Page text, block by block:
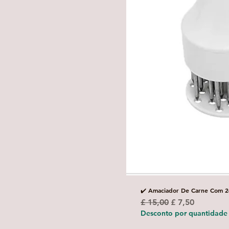
✔️ Amaciador De Carne Com
Preço normal
£ 15,00 Preço
£ 7,50
Desconto por quantidade